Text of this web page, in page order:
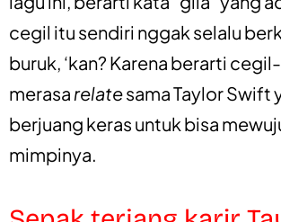
cegil itu sendiri nggak selalu
buruk, ‘kan? Karena berarti
merasa relatesama Taylor Swift
berjuang keras untuk bisa
mimpinya.